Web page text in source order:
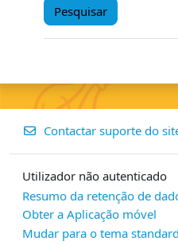
Contactar suporte do
Utilizador não autenticado
Resumo da retenção de
Obter a Aplicação móvel
Mudar para o tema standard